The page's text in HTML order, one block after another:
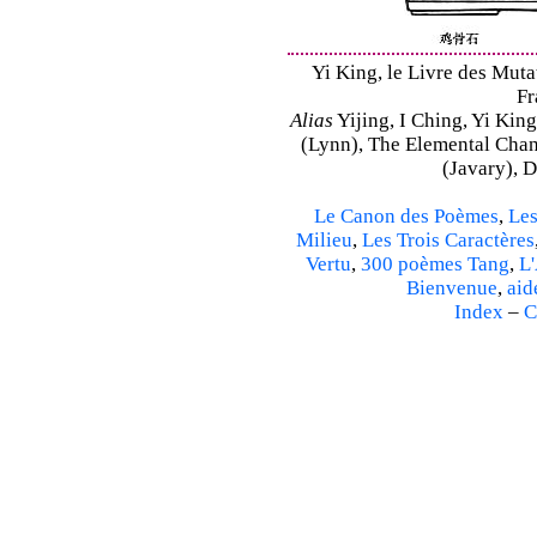
Yi King, le Livre des
Alias Yijing, I Ching, Yi
(Lynn), The Elemental
(Javary),
Le Canon des Poèmes,
Milieu, Les Trois Caractères
Vertu, 300 poèmes Tang,
Bienvenue,
Index–